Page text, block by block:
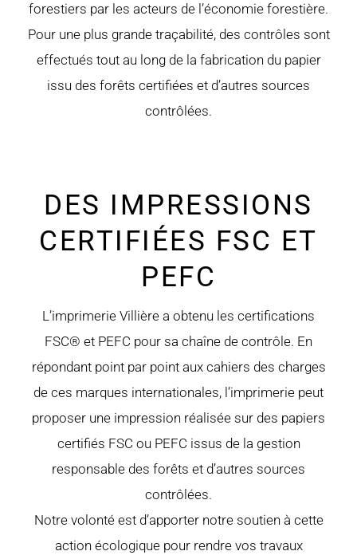
forestiers par les acteurs de l’économie forestière.
Pour une plus grande traçabilité, des contrôles sont
effectués tout au long de la fabrication du papier
issu des forêts certifiées et d’autres sources
contrôlées.
DES IMPRESSIONS
CERTIFIÉES FSC ET
PEFC
L’imprimerie Villière a obtenu les certifications
FSC® et PEFC pour sa chaîne de contrôle. En
répondant point par point aux cahiers des charges
de ces marques internationales, l’imprimerie peut
proposer une impression réalisée sur des papiers
certifiés FSC ou PEFC issus de la gestion
responsable des forêts et d’autres sources
contrôlées.
Notre volonté est d’apporter notre soutien à cette
action écologique pour rendre vos travaux